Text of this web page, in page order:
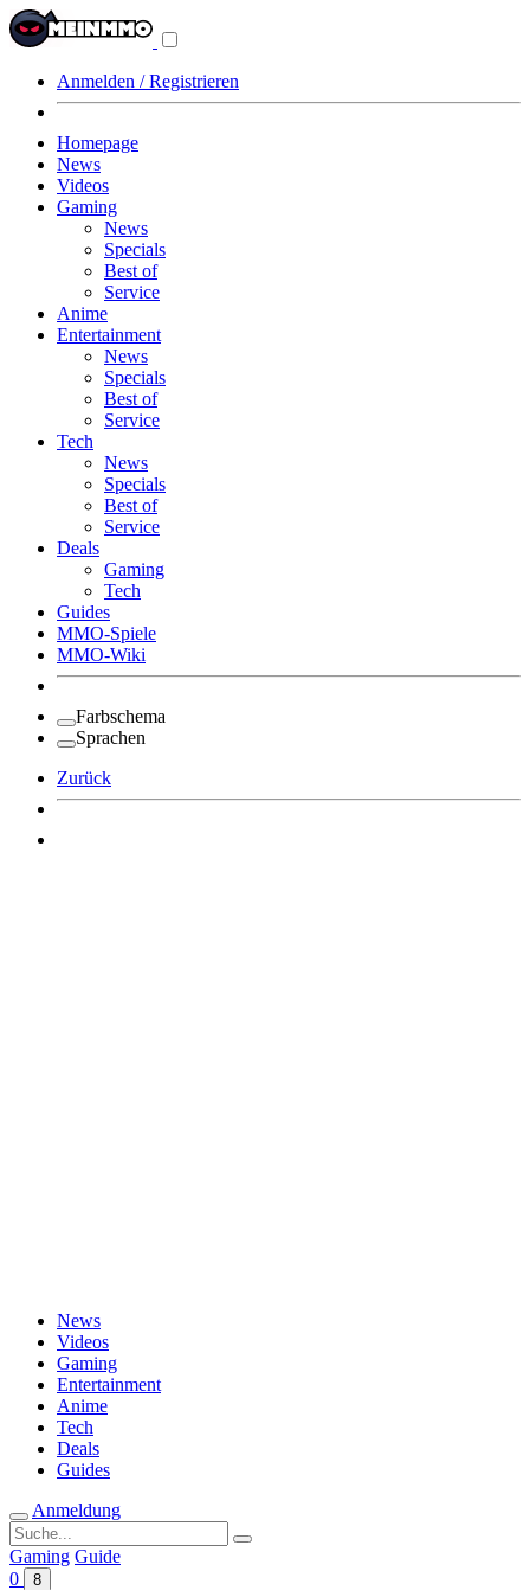
Anmelden / Registrieren
Homepage
News
Videos
Gaming
News
Specials
Best of
Service
Anime
Entertainment
News
Specials
Best of
Service
Tech
News
Specials
Best of
Service
Deals
Gaming
Tech
Guides
MMO-Spiele
MMO-Wiki
Farbschema
Sprachen
Zurück
News
Videos
Gaming
Entertainment
Anime
Tech
Deals
Guides
Anmeldung
Suche
nach:
Gaming Guide
0
8